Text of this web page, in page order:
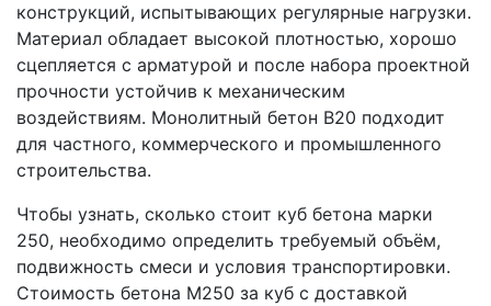
конструкций, испытывающих регулярные нагрузки.
Материал обладает высокой плотностью, хорошо
сцепляется с арматурой и после набора проектной
прочности устойчив к механическим
воздействиям. Монолитный бетон B20 подходит
для частного, коммерческого и промышленного
строительства.
Чтобы узнать, сколько стоит куб бетона марки
250, необходимо определить требуемый объём,
подвижность смеси и условия транспортировки.
Стоимость бетона М250 за куб с доставкой